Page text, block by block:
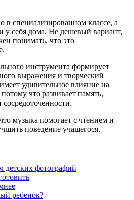
в специализированном классе, а
у себя дома. Не дешевый вариант,
понимать, что это
инструмента формирует
выражения и творческий
удивительное влияние на
что развивает память,
музыка помогает с чтением и
поведение учащегося.
детских фотографий
ребенок?